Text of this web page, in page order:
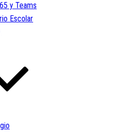
y Teams
Escolar